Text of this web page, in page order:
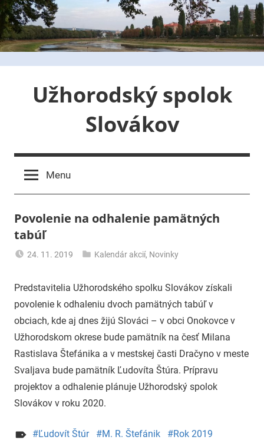
Skip
to
content
Užhorodský spolok
Slovákov
Menu
Povolenie na odhalenie pamätných
tabúľ
24. 11. 2019
Kalendár akcií, Novinky
Predstavitelia Užhorodského spolku Slovákov získali
povolenie k odhaleniu dvoch pamätných tabúľ v
obciach, kde aj dnes žijú Slováci – v obci Onokovce v
Užhorodskom okrese bude pamätník na česť Milana
Rastislava Štefánika a v mestskej časti Dračyno v meste
Svaljava bude pamätník Ľudovíta Štúra. Prípravu
projektov a odhalenie plánuje Užhorodský spolok
Slovákov v roku 2020.
Ľudovít Štúr M. R. Štefánik Rok 2019